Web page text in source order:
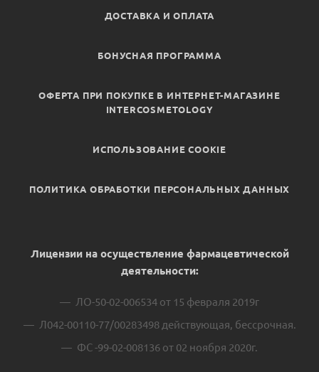
ДОСТАВКА И ОПЛАТА
БОНУСНАЯ ПРОГРАММА
ОФЕРТА ПРИ ПОКУПКЕ В ИНТЕРНЕТ-МАГАЗИНЕ
INTERCOSMETOLOGY
ИСПОЛЬЗОВАНИЕ COOKIE
ПОЛИТИКА ОБРАБОТКИ ПЕРСОНАЛЬНЫХ ДАННЫХ
Лицензии на осуществление фармацевтической
деятельности:
ЛО-50-02-006534 от 15 февраля 2019г
Л042-00110-77/00283498 действующая, бессрочная.
ФС -99-02-008136 от 02 ноября 2020г.